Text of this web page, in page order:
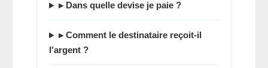
▸ Dans quelle devise je paie ?
▸ Comment le destinataire reçoit-il
l'argent ?